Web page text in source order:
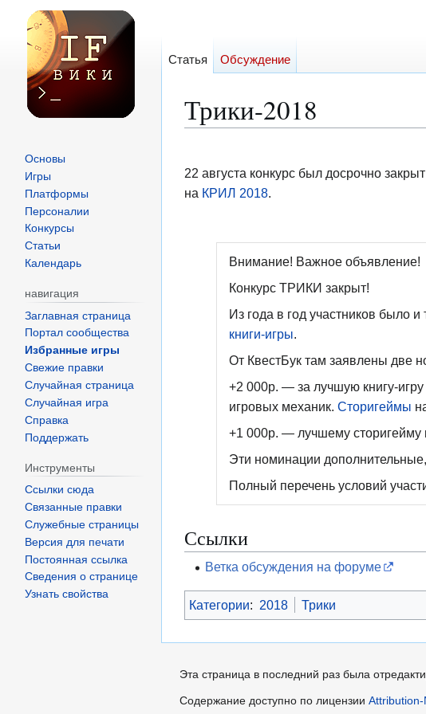
Трики-2018
к
навигации
к
поиску
22 августа конкурс был досрочно
на КРИЛ 2018.
Внимание! Важное объявление!
Конкурс ТРИКИ закрыт!
Из года в год участников было
книги-игры.
От КвестБук там заявлены две
+2 000р. — за лучшую книгу-
игровых механик. Сторигеймы
+1 000р. — лучшему сторигейму
Эти номинации
Полный перечень условий
Ссылки
Ветка обсуждения на форуме
Категории: 2018 Трики
Статья Обсуждение
Основы
Игры
Платформы
Персоналии
Конкурсы
Статьи
Календарь
навигация
Заглавная страница
Портал сообщества
Избранные игры
Свежие правки
Случайная страница
Случайная игра
Справка
Поддержать
Инструменты
Ссылки сюда
Связанные правки
Служебные страницы
Версия для печати
Постоянная ссылка
Сведения о странице
Узнать свойства
Эта страница в последний раз была
Содержание доступно по лицензии